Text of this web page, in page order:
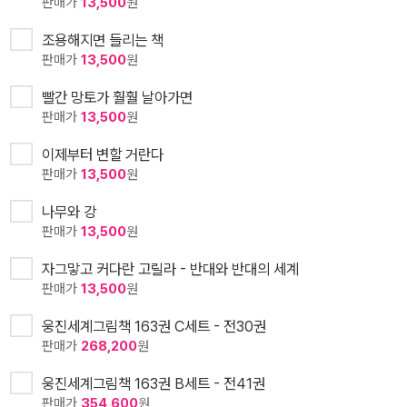
조용해지면 들리는 책
판매가 13,500원
빨간 망토가 훨훨 날아가면
판매가 13,500원
이제부터 변할 거란다
판매가 13,500원
나무와 강
판매가 13,500원
자그맣고 커다란 고릴라 - 반대와 반대의 세계
판매가 13,500원
웅진세계그림책 163권 C세트 - 전30권
판매가 268,200원
웅진세계그림책 163권 B세트 - 전41권
판매가 354,600원